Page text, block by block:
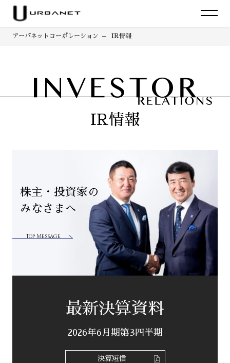
アーバネットコーポレーション IR情報
IR情報
株主・投資家の
みなさまへ
Top Message
最新決算資料
2026年6月期第3四半期
決算短信